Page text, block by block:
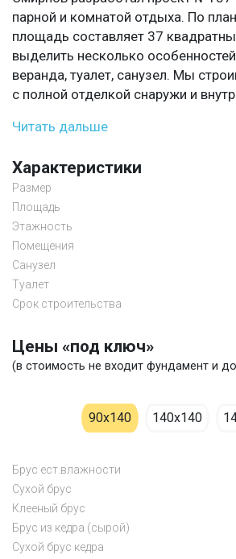
парной и комнатой отдыха. По
площадь составляет 37
выделить несколько
веранда, туалет, санузел. Мы
с полной отделкой снаружи и
Читать дальше
Характеристики
Размер
Площадь
Этажность
Помещения
Санузел
Туалет
Срок строительства
Цены «под ключ»
(в стоимость не входит фундамент и
90х140 140х140
Брус ест.влажности
Cухой брус
Клееный брус
Брус из кедра (сырой)
Сухой брус кедра